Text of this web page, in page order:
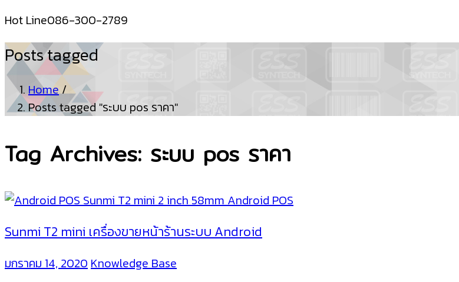
Hot Line086-300-2789
Posts tagged
Home/
Posts tagged "ระบบ pos ราคา"
Tag Archives: ระบบ pos ราคา
Sunmi T2 mini เครื่องขายหน้าร้านระบบ Android
มกราคม 14, 2020Knowledge Base